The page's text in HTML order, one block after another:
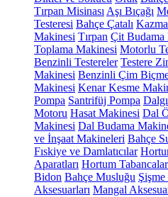
Tırpan Misinası Aşı Bıçağı
Testeresi Bahçe Çatalı Kazma
Makinesi Tırpan Çit Budama
Toplama Makinesi Motorlu
Benzinli Testereler Testere
Makinesi Benzinli Çim
Makinesi Kenar Kesme
Pompa Santrifüj Pompa
Motoru Hasat Makinesi Dal
Makinesi Dal Budama
ve İnşaat Makineleri Bahçe
Fıskiye ve Damlatıcılar
Aparatları Hortum
Bidon Bahçe Musluğu
Aksesuarları Mangal